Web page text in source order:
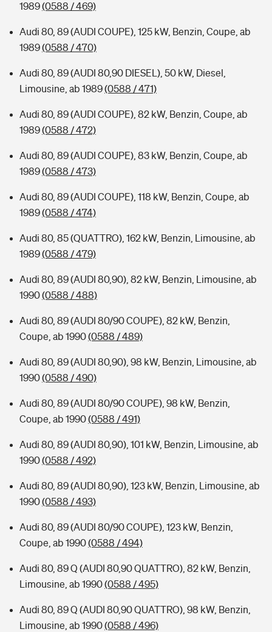
1989(0588 / 469)
Audi 80, 89 (AUDI COUPE), 125 kW, Benzin, Coupe, ab
1989(0588 / 470)
Audi 80, 89 (AUDI 80,90 DIESEL), 50 kW, Diesel,
Limousine, ab 1989(0588 / 471)
Audi 80, 89 (AUDI COUPE), 82 kW, Benzin, Coupe, ab
1989(0588 / 472)
Audi 80, 89 (AUDI COUPE), 83 kW, Benzin, Coupe, ab
1989(0588 / 473)
Audi 80, 89 (AUDI COUPE), 118 kW, Benzin, Coupe, ab
1989(0588 / 474)
Audi 80, 85 (QUATTRO), 162 kW, Benzin, Limousine, ab
1989(0588 / 479)
Audi 80, 89 (AUDI 80,90), 82 kW, Benzin, Limousine, ab
1990(0588 / 488)
Audi 80, 89 (AUDI 80/90 COUPE), 82 kW, Benzin,
Coupe, ab 1990(0588 / 489)
Audi 80, 89 (AUDI 80,90), 98 kW, Benzin, Limousine, ab
1990(0588 / 490)
Audi 80, 89 (AUDI 80/90 COUPE), 98 kW, Benzin,
Coupe, ab 1990(0588 / 491)
Audi 80, 89 (AUDI 80,90), 101 kW, Benzin, Limousine, ab
1990(0588 / 492)
Audi 80, 89 (AUDI 80,90), 123 kW, Benzin, Limousine, ab
1990(0588 / 493)
Audi 80, 89 (AUDI 80/90 COUPE), 123 kW, Benzin,
Coupe, ab 1990(0588 / 494)
Audi 80, 89 Q (AUDI 80,90 QUATTRO), 82 kW, Benzin,
Limousine, ab 1990(0588 / 495)
Audi 80, 89 Q (AUDI 80,90 QUATTRO), 98 kW, Benzin,
Limousine, ab 1990(0588 / 496)